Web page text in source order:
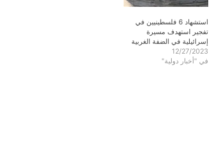
استشهاد 6 فلسطينيين في
تفجير استهدف مسيرة
إسرائيلية في الضفة الغربية
12/27/2023
في "أخبار دولية"